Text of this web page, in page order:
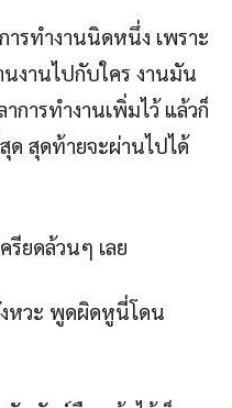
รทำงานนิดหนึ่ง เพราะ
งานไปกับใคร งานมัน
การทำงานเพิ่มไว้ แล้วก็
ด สุดท้ายจะผ่านไปได้
รียดล้วนๆ เลย
งหวะ พูดผิดหูนี่โดน